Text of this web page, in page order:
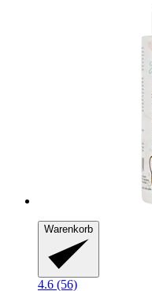
Warenkorb
4.6 (56)